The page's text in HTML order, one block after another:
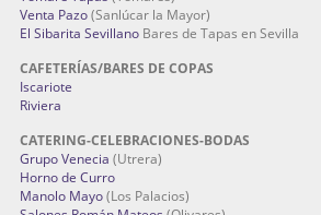
Venta Pazo(Sanlúcar la Mayor)
El Sibarita Sevillano Bares de Tapas en Sevilla
CAFETERÍAS/BARES DE COPAS
Iscariote
Riviera
CATERING-CELEBRACIONES-BODAS
Grupo Venecia (Utrera)
Horno de Curro
Manolo Mayo(Los Palacios)